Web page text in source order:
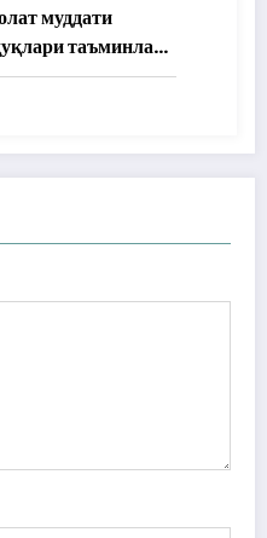
муддати
таъминлаб